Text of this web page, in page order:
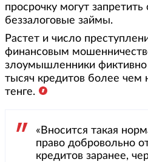
просрочку могут
беззалоговые займы.
Растет и число
финансовым
злоумышленники
тысяч кредитов более чем
тенге.
«Вносится такая
право добровольно
кредитов заранее,